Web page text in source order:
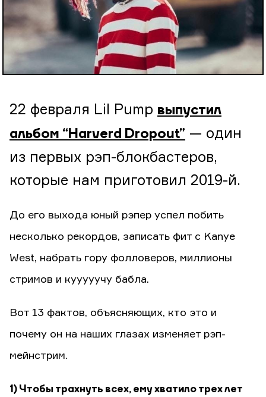
22 февраля Lil Pump выпустил
альбом “Harverd Dropout” — один
из первых рэп-блокбастеров,
которые нам приготовил 2019-й.
До его выхода юный рэпер успел побить
несколько рекордов, записать фит с Kanye
West, набрать гору фолловеров, миллионы
стримов и кууууучу бабла.
Вот 13 фактов, объясняющих, кто это и
почему он на наших глазах изменяет рэп-
мейнстрим.
1) Чтобы трахнуть всех, ему хватило трех лет